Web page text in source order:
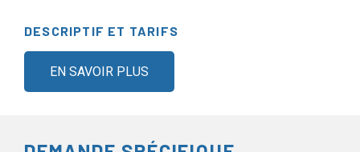
DESCRIPTIF ET TARIFS
EN SAVOIR PLUS